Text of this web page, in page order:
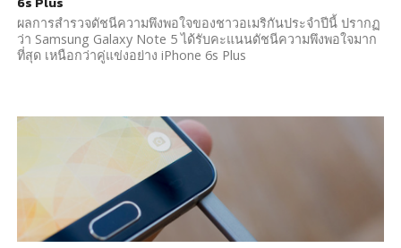
ผลการสำรวจดัชนีความพึงพอใจของชาวอเมริกันประจำปีนี้ ปรากฏ
ว่า Samsung Galaxy Note 5 ได้รับคะแนนดัชนีความพึงพอใจมาก
ที่สุด เหนือกว่าคู่แข่งอย่าง iPhone 6s Plus